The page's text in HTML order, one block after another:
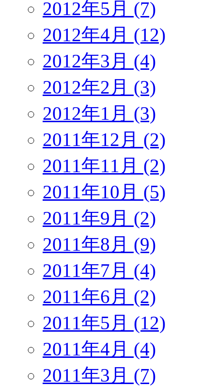
2012年5月 (7)
2012年4月 (12)
2012年3月 (4)
2012年2月 (3)
2012年1月 (3)
2011年12月 (2)
2011年11月 (2)
2011年10月 (5)
2011年9月 (2)
2011年8月 (9)
2011年7月 (4)
2011年6月 (2)
2011年5月 (12)
2011年4月 (4)
2011年3月 (7)